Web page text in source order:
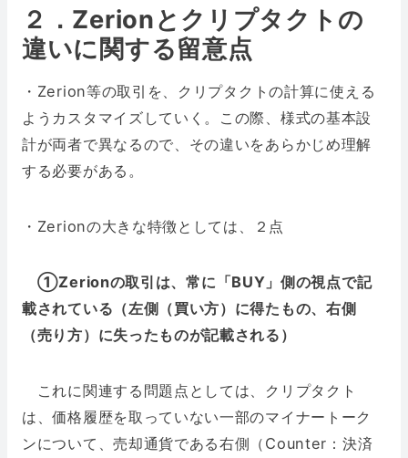
２．Zerionとクリプタクトの
違いに関する留意点
・Zerion等の取引を、クリプタクトの計算に使える
ようカスタマイズしていく。この際、様式の基本設
計が両者で異なるので、その違いをあらかじめ理解
する必要がある。
・Zerionの大きな特徴としては、２点
➀Zerionの取引は、常に「BUY」側の視点で記
載されている（左側（買い方）に得たもの、右側
（売り方）に失ったものが記載される）
これに関連する問題点としては、クリプタクト
は、価格履歴を取っていない一部のマイナートーク
ンについて、売却通貨である右側（Counter：決済